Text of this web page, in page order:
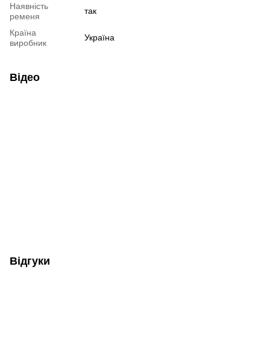
Наявність
ременя
так
Країна
виробник
Україна
Відео
Відгуки